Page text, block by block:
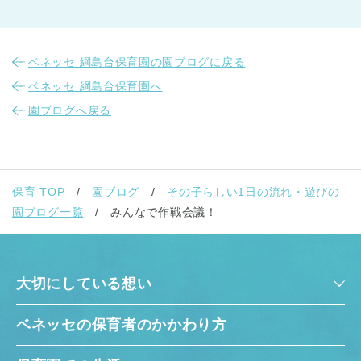
ベネッセ 綱島台保育園の園ブログに戻る
ベネッセ 綱島台保育園へ
園ブログへ戻る
保育 TOP 園ブログ
その子らしい1日の流れ・遊びの
園ブログ一覧
みんなで作戦会議！
大切にしている想い
ベネッセの保育者のかかわり方